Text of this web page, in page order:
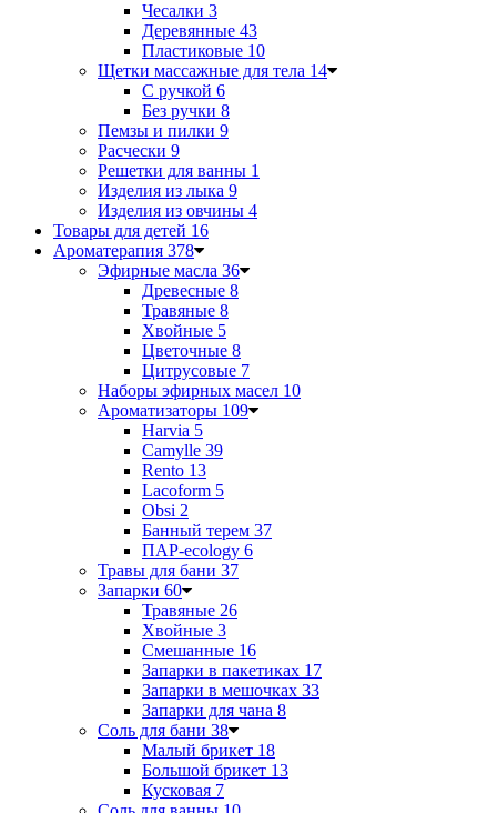
Чесалки 3
Деревянные 43
Пластиковые 10
Щетки массажные для тела 14
С ручкой 6
Без ручки 8
Пемзы и пилки 9
Расчески 9
Решетки для ванны 1
Изделия из лыка 9
Изделия из овчины 4
Товары для детей 16
Ароматерапия 378
Эфирные масла 36
Древесные 8
Травяные 8
Хвойные 5
Цветочные 8
Цитрусовые 7
Наборы эфирных масел 10
Ароматизаторы 109
Harvia 5
Camylle 39
Rento 13
Lacoform 5
Obsi 2
Банный терем 37
ПАР-ecology 6
Травы для бани 37
Запарки 60
Травяные 26
Хвойные 3
Смешанные 16
Запарки в пакетиках 17
Запарки в мешочках 33
Запарки для чана 8
Соль для бани 38
Малый брикет 18
Большой брикет 13
Кусковая 7